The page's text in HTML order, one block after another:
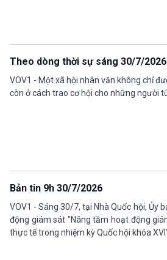
Theo dòng thời sự sáng 30/7/2026
VOV1 - Một xã hội nhân văn không chỉ
còn ở cách trao cơ hội cho những người
Bản tin 9h 30/7/2026
VOV1 - Sáng 30/7, tại Nhà Quốc hội, Ủy
động giám sát "Nâng tầm hoạt động
thực tế trong nhiệm kỳ Quốc hội khóa